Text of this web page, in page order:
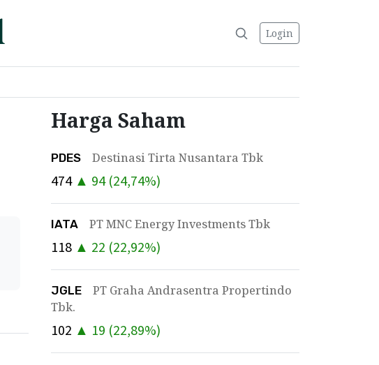
Login
Harga Saham
PDES Destinasi Tirta Nusantara Tbk
474 ▲ 94(24,74%)
IATA PT MNC Energy Investments Tbk
118 ▲ 22 (22,92%)
JGLE
PT Graha Andrasentra Propertindo
Tbk.
102 ▲ 19 (22,89%)